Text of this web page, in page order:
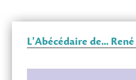
L'Abécédaire de...